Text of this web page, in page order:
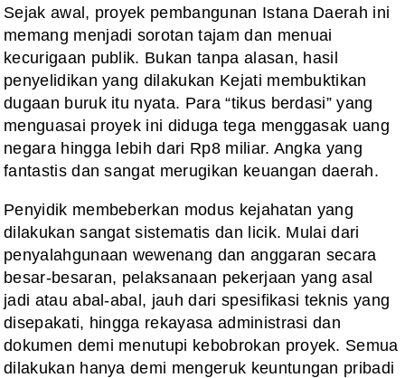
Sejak awal, proyek pembangunan Istana Daerah ini
memang menjadi sorotan tajam dan menuai
kecurigaan publik. Bukan tanpa alasan, hasil
penyelidikan yang dilakukan Kejati membuktikan
dugaan buruk itu nyata. Para “tikus berdasi” yang
menguasai proyek ini diduga tega menggasak uang
negara hingga lebih dari Rp8 miliar. Angka yang
fantastis dan sangat merugikan keuangan daerah.
Penyidik membeberkan modus kejahatan yang
dilakukan sangat sistematis dan licik. Mulai dari
penyalahgunaan wewenang dan anggaran secara
besar-besaran, pelaksanaan pekerjaan yang asal
jadi atau abal-abal, jauh dari spesifikasi teknis yang
disepakati, hingga rekayasa administrasi dan
dokumen demi menutupi kebobrokan proyek. Semua
dilakukan hanya demi mengeruk keuntungan pribadi